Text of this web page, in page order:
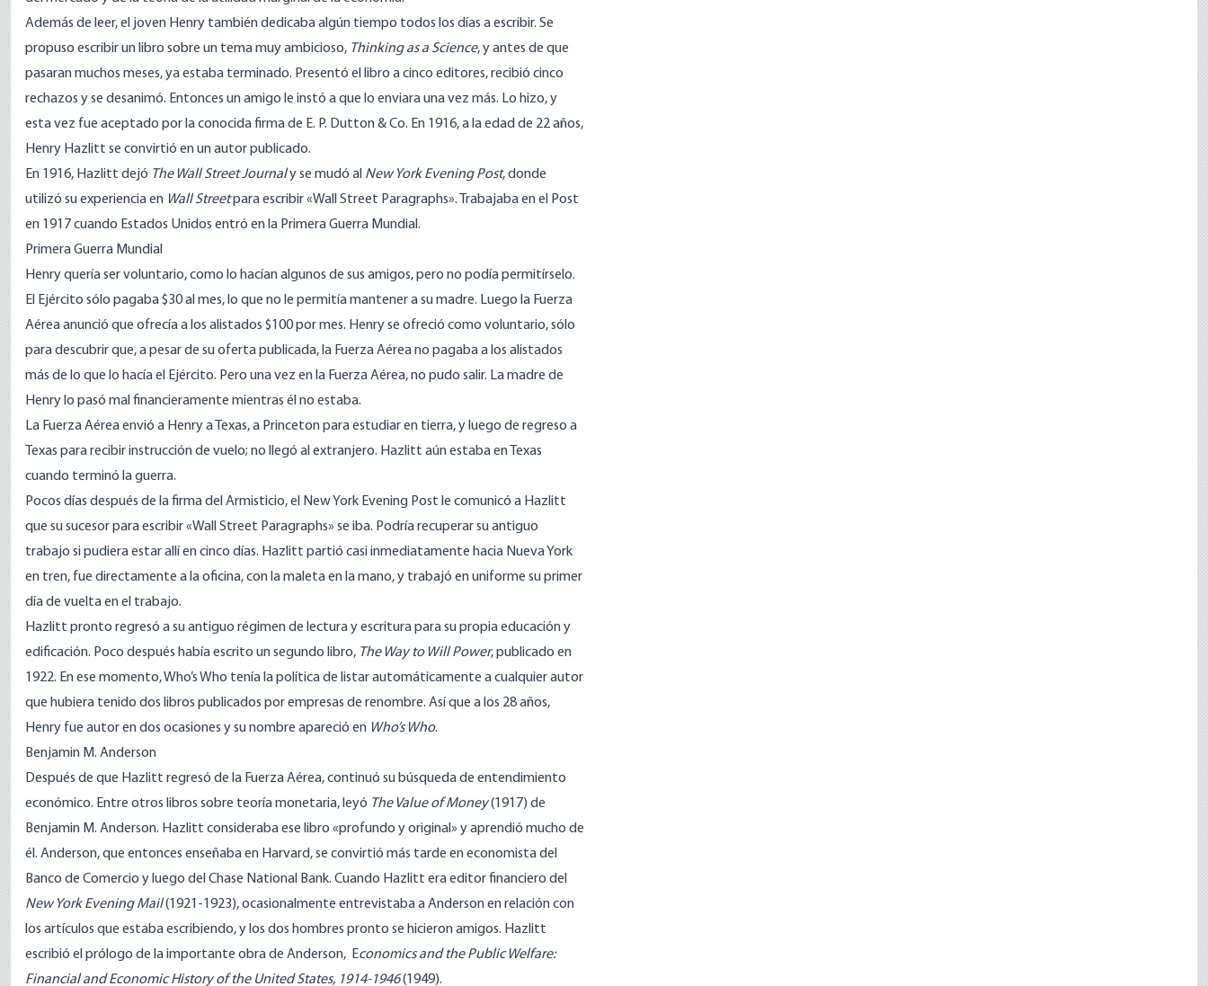
Además de leer, el joven Henry también dedicaba algún tiempo todos los días a escribir. Se
propuso escribir un libro sobre un tema muy ambicioso, Thinking as a Science, y antes de que
pasaran muchos meses, ya estaba terminado. Presentó el libro a cinco editores, recibió cinco
rechazos y se desanimó. Entonces un amigo le instó a que lo enviara una vez más. Lo hizo, y
esta vez fue aceptado por la conocida firma de E. P. Dutton & Co. En 1916, a la edad de 22 años,
Henry Hazlitt se convirtió en un autor publicado.
En 1916, Hazlitt dejó The Wall Street Journaly se mudó al New York Evening Post, donde
utilizó su experiencia en Wall Streetpara escribir «Wall Street Paragraphs». Trabajaba en el Post
en 1917 cuando Estados Unidos entró en la Primera Guerra Mundial.
Primera Guerra Mundial
Henry quería ser voluntario, como lo hacían algunos de sus amigos, pero no podía permitírselo.
El Ejército sólo pagaba $30 al mes, lo que no le permitía mantener a su madre. Luego la Fuerza
Aérea anunció que ofrecía a los alistados $100 por mes. Henry se ofreció como voluntario, sólo
para descubrir que, a pesar de su oferta publicada, la Fuerza Aérea no pagaba a los alistados
más de lo que lo hacía el Ejército. Pero una vez en la Fuerza Aérea, no pudo salir. La madre de
Henry lo pasó mal financieramente mientras él no estaba.
La Fuerza Aérea envió a Henry a Texas, a Princeton para estudiar en tierra, y luego de regreso a
Texas para recibir instrucción de vuelo; no llegó al extranjero. Hazlitt aún estaba en Texas
cuando terminó la guerra.
Pocos días después de la firma del Armisticio, el New York Evening Post le comunicó a Hazlitt
que su sucesor para escribir «Wall Street Paragraphs» se iba. Podría recuperar su antiguo
trabajo si pudiera estar allí en cinco días. Hazlitt partió casi inmediatamente hacia Nueva York
en tren, fue directamente a la oficina, con la maleta en la mano, y trabajó en uniforme su primer
día de vuelta en el trabajo.
Hazlitt pronto regresó a su antiguo régimen de lectura y escritura para su propia educación y
edificación. Poco después había escrito un segundo libro, The Way to Will Power, publicado en
1922. En ese momento, Who’s Who tenía la política de listar automáticamente a cualquier autor
que hubiera tenido dos libros publicados por empresas de renombre. Así que a los 28 años,
Henry fue autor en dos ocasiones y su nombre apareció en Who’s Who.
Benjamin M. Anderson
Después de que Hazlitt regresó de la Fuerza Aérea, continuó su búsqueda de entendimiento
económico. Entre otros libros sobre teoría monetaria, leyó The Value of Money(1917) de
Benjamin M. Anderson. Hazlitt consideraba ese libro «profundo y original» y aprendió mucho de
él. Anderson, que entonces enseñaba en Harvard, se convirtió más tarde en economista del
Banco de Comercio y luego del Chase National Bank. Cuando Hazlitt era editor financiero del
New York Evening Mail(1921-1923), ocasionalmente entrevistaba a Anderson en relación con
los artículos que estaba escribiendo, y los dos hombres pronto se hicieron amigos. Hazlitt
escribió el prólogo de la importante obra de Anderson, Economics and the Public Welfare:
Financial and Economic History of the United States, 1914-1946(1949).